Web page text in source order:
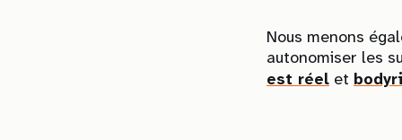
Nous menons
autonomiser les
est réel et